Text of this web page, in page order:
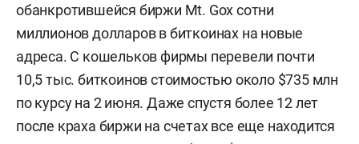
обанкротившейся биржи Mt. Gox сотни
миллионов долларов в биткоинах на новые
адреса. С кошельков фирмы перевели почти
10,5 тыс. биткоинов стоимостью около $735 млн
по курсу на 2 июня. Даже спустя более 12 лет
после краха биржи на счетах все еще находится